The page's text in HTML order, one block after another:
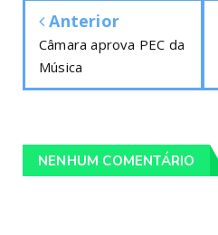
Anterior
Câmara aprova PEC da
Música
NENHUM COMENTÁRIO